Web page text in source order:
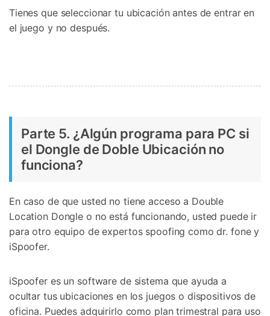
Tienes que seleccionar tu ubicación antes de entrar en
el juego y no después.
Parte 5. ¿Algún programa para PC si
el Dongle de Doble Ubicación no
funciona?
En caso de que usted no tiene acceso a Double
Location Dongle o no está funcionando, usted puede ir
para otro equipo de expertos spoofing como dr. fone y
iSpoofer.
iSpoofer es un software de sistema que ayuda a
ocultar tus ubicaciones en los juegos o dispositivos de
oficina. Puedes adquirirlo como plan trimestral para uso